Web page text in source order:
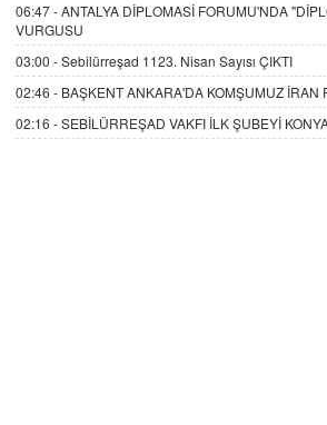
06:47 -ANTALYA DİPLOMASİ FORUMU'NDA
VURGUSU
03:00 -Sebilürreşad 1123. Nisan Sayısı ÇIKTI
02:46 - BAŞKENT ANKARA'DA KOMŞUMUZ İRAN
02:16 -SEBİLÜRREŞAD VAKFI İLK ŞUBEYİ